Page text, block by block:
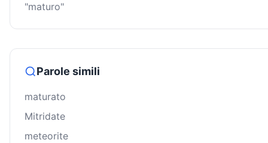
"maturo"
Parole simili
maturato
Mitridate
meteorite